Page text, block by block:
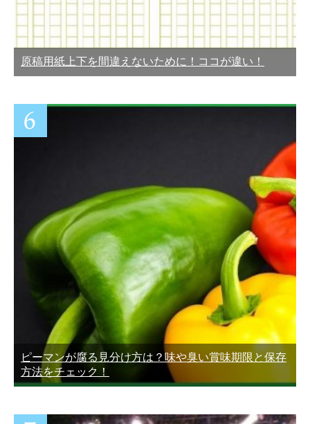
原稿用紙上下を間違えないために！ココが違い！
ピーマンが腐る見分け方は？味や臭い賞味期限と保存
方法をチェック！